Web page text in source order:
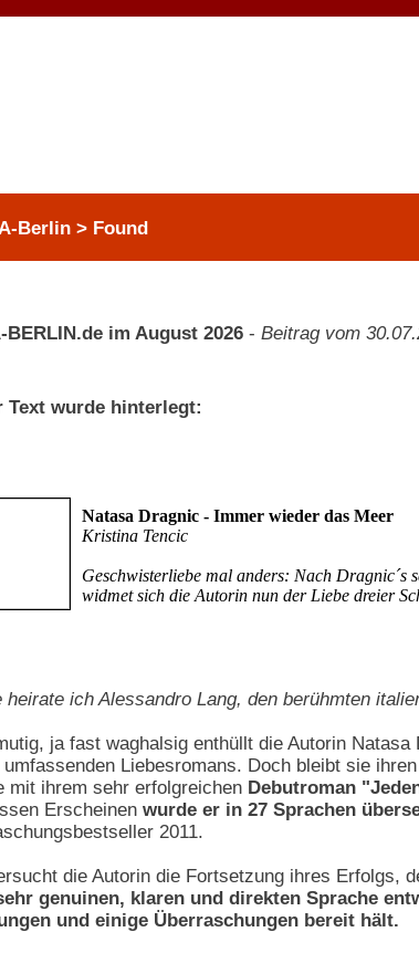
Berlin > Found
BERLIN.de im August 2026 - Beitrag vom
Text wurde hinterlegt:
Natasa Dragnic - Immer wieder das Meer
Kristina Tencic
Geschwisterliebe mal anders: Nach Dragnic´s
widmet sich die Autorin nun der Liebe dreier
heirate ich Alessandro Lang, den berühmten
ja fast waghalsig enthüllt die Autorin
umfassenden Liebesromans. Doch bleibt sie
mit ihrem sehr erfolgreichen Debutroman
Erscheinen wurde er in 27 Sprachen
2011.
die Autorin die Fortsetzung ihres Erfolgs,
genuinen, klaren und direkten Sprache
und einige Überraschungen bereit hält.